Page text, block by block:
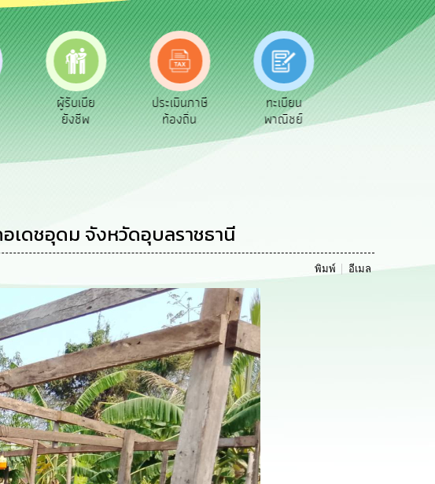
ผู้รับเบีย
ยังชีพ
ประเมินภาษี
ท้องถิ่น
ทะเบียน
พาณิชย์
ขออนุญาต
ก่อสร้าง
เดชอุดม จังหวัดอุบลราชธานี
พิมพ์ อีเมล